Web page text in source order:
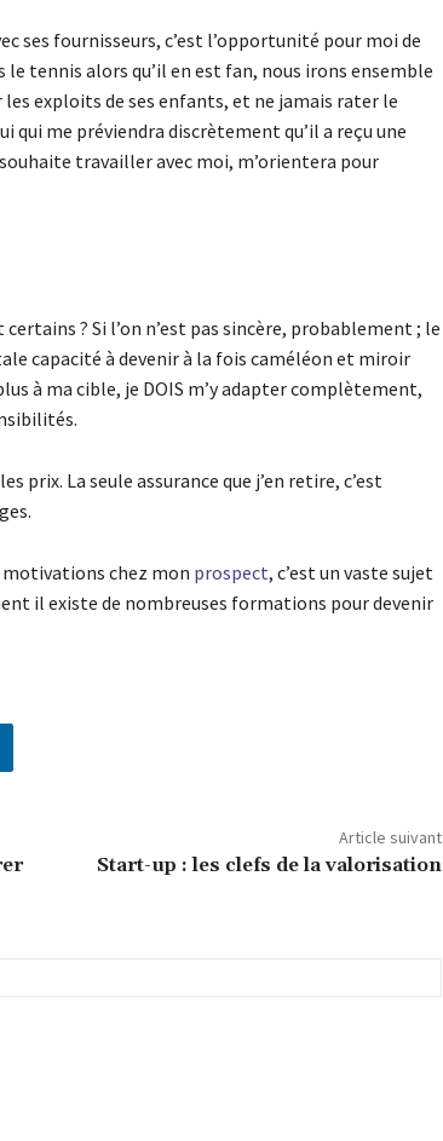
ses fournisseurs, c’est l’opportunité pour moi de
tennis alors qu’il en est fan, nous irons ensemble
exploits de ses enfants, et ne jamais rater le
qui me préviendra discrètement qu’il a reçu une
travailler avec moi, m’orientera pour
? Si l’on n’est pas sincère, probablement ; le
capacité à devenir à la fois caméléon et miroir
à ma cible, je DOIS m’y adapter complètement,
prix. La seule assurance que j’en retire, c’est
chez mon prospect, c’est un vaste sujet
il existe de nombreuses formations pour devenir
Article suivant
Start-up : les clefs de la valorisation